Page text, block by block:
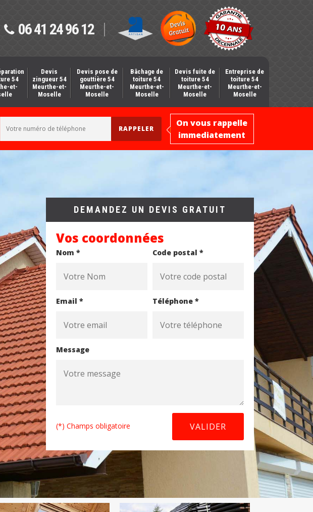
06 41 24 96 12
54
et-
Devis
zingueur 54
Meurthe-et-
Moselle
Devis pose de
gouttière 54
Meurthe-et-
Moselle
Bâchage de
toiture 54
Meurthe-et-
Moselle
Devis fuite de
toiture 54
Meurthe-et-
Moselle
Entreprise de
toiture 54
Meurthe-et-
Moselle
On vous rappelle
immediatement
DEMANDEZ UN DEVIS GRATUIT
Vos coordonnées
Nom * Code postal *
Email * Téléphone *
Message
(*) Champs obligatoire